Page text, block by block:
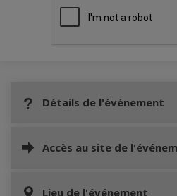
Détails de l'événement
Accès au site de
Lieu de l'événement